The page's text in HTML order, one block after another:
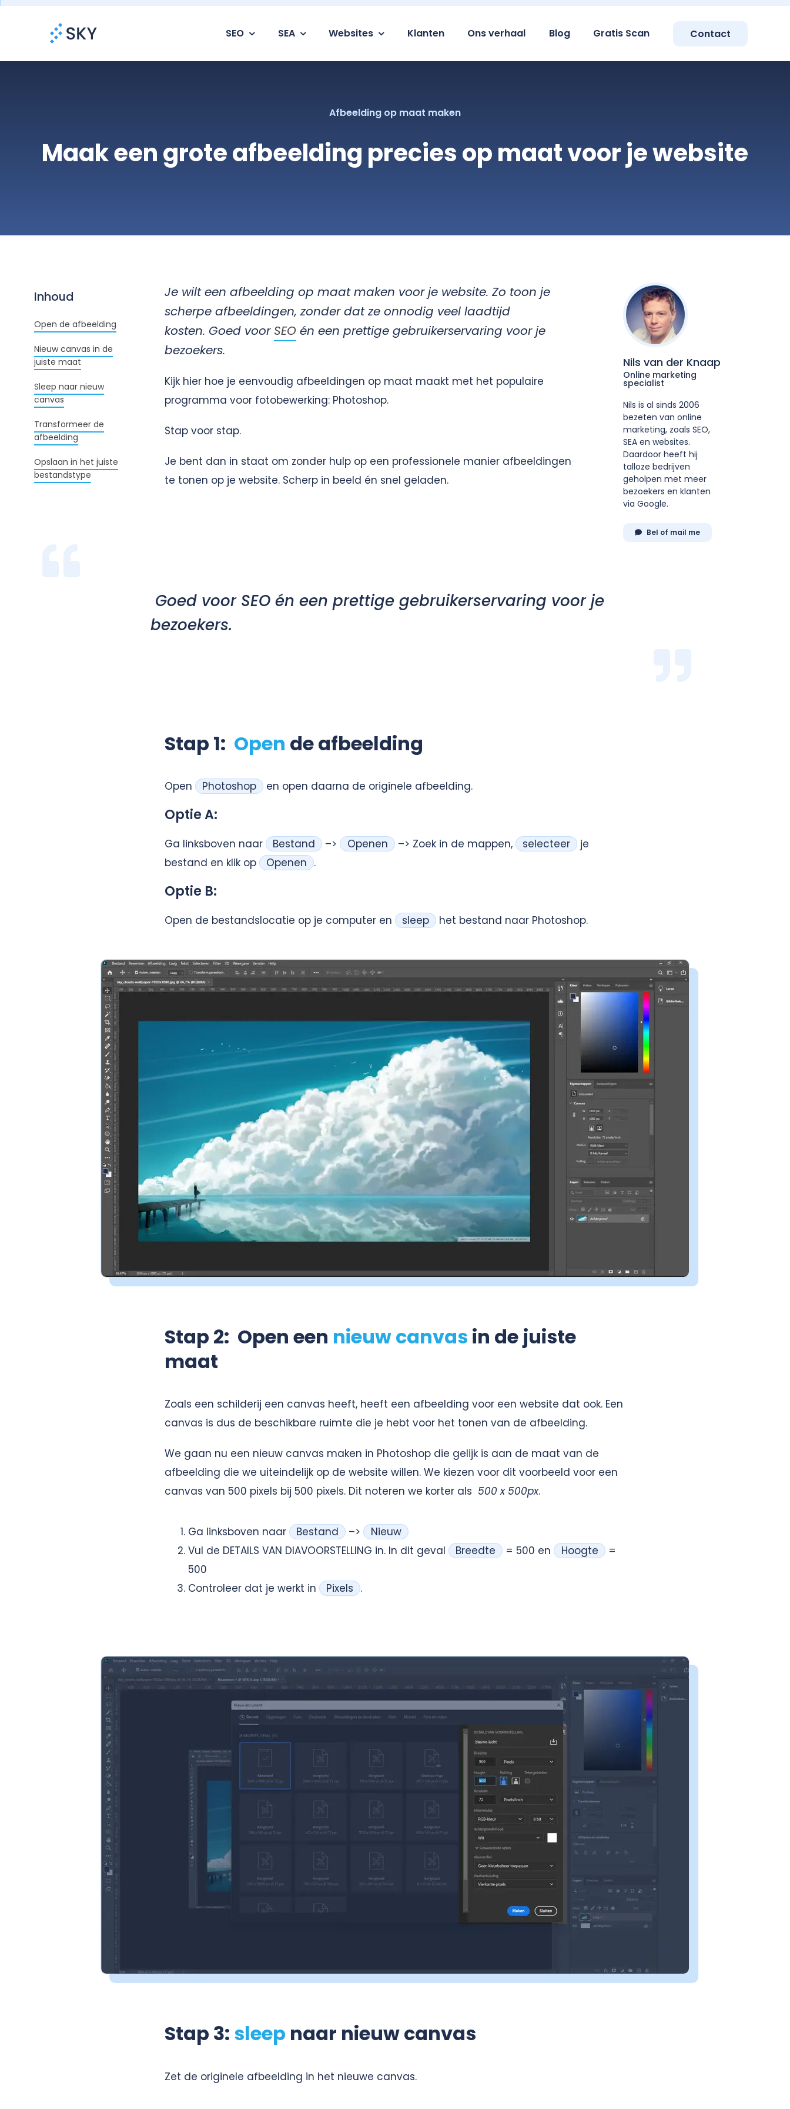
SEO SEA Websites Klanten Ons verhaal Blog Gratis Scan Contact
Afbeelding op maat maken
Maak een grote afbeelding precies op maat voor je website
Inhoud
Open de afbeelding
Nieuw canvas in de
juiste maat
Sleep naar nieuw
canvas
Transformeer de
afbeelding
Opslaan in het juiste
bestandstype
Je wilt een afbeelding op maat maken voor je website. Zo toon je
scherpe afbeeldingen, zonder dat ze onnodig veel laadtijd
kosten. Goed voor SEO én een prettige gebruikerservaring voor je
bezoekers.
Kijk hier hoe je eenvoudig afbeeldingen op maat maakt met het populaire
programma voor fotobewerking: Photoshop.
Stap voor stap.
Je bent dan in staat om zonder hulp op een professionele manier afbeeldingen
te tonen op je website. Scherp in beeld én snel geladen.
Nils van der Knaap
Online marketing
specialist
Nils is al sinds 2006
bezeten van online
marketing, zoals SEO,
SEA en websites.
Daardoor heeft hij
talloze bedrijven
geholpen met meer
bezoekers en klanten
via Google.
Bel of mail me
Goed voor SEO én een prettige gebruikerservaring voor je
bezoekers.
Stap 1: Open de afbeelding
Open Photoshop en open daarna de originele afbeelding.
Optie A:
Ga linksboven naar Bestand –> Openen –> Zoek in de mappen, selecteer
je
bestand en klik op
Openen .
Optie B:
Open de bestandslocatie op je computer en sleep het bestand naar Photoshop.
Stap 2: Open een nieuw canvas in de juiste
maat
Zoals een schilderij een canvas heeft, heeft een afbeelding voor een website dat ook. Een
canvas is dus de beschikbare ruimte die je hebt voor het tonen van de afbeelding.
We gaan nu een nieuw canvas maken in Photoshop die gelijk is aan de maat van de
afbeelding die we uiteindelijk op de website willen. We kiezen voor dit voorbeeld voor een
canvas van 500 pixels bij 500 pixels. Dit noteren we korter als 500 x 500px.
Ga linksboven naar Bestand –> Nieuw
Vul de DETAILS VAN DIAVOORSTELLING in. In dit geval
Breedte = 500 en Hoogte =
500
Controleer dat je werkt in
Pixels .
Stap 3: sleep naar nieuw canvas
Zet de originele afbeelding in het nieuwe canvas.